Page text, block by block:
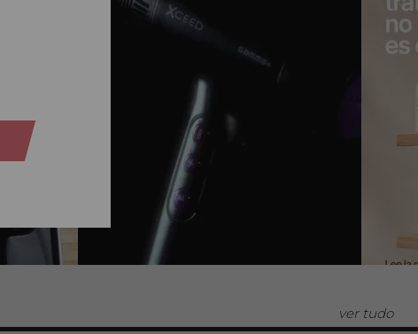
ver tudo